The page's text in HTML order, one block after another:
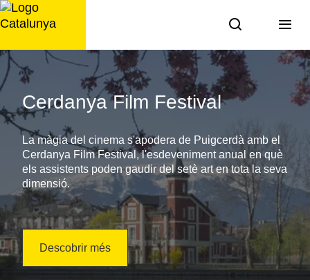
Saltar
al
Agenda
de
Catalunya:
què
fer
aquesta
setmana?
Cerdanya Film Festival
La màgia del cinema s'apodera de Puigcerdà amb el
Cerdanya Film Festival, l'esdeveniment anual en què
els assistents poden gaudir del setè art en tota la seva
dimensió.
Descobrir més